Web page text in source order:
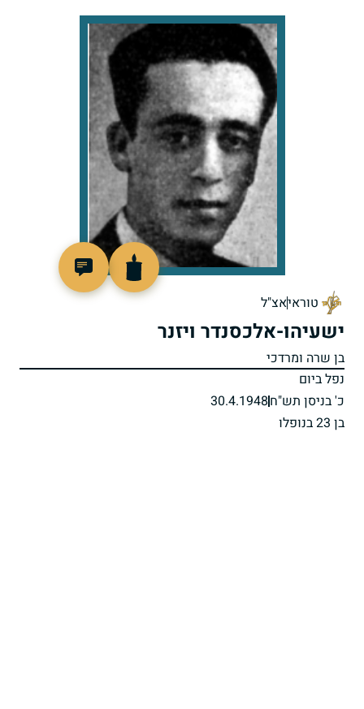
טוראיאצ"ל
ישעיהו-אלכסנדר ויזנר
בן שרה ומרדכי
נפל ביום
כ' בניסן תש"ח30.4.1948
בן 23 בנופלו